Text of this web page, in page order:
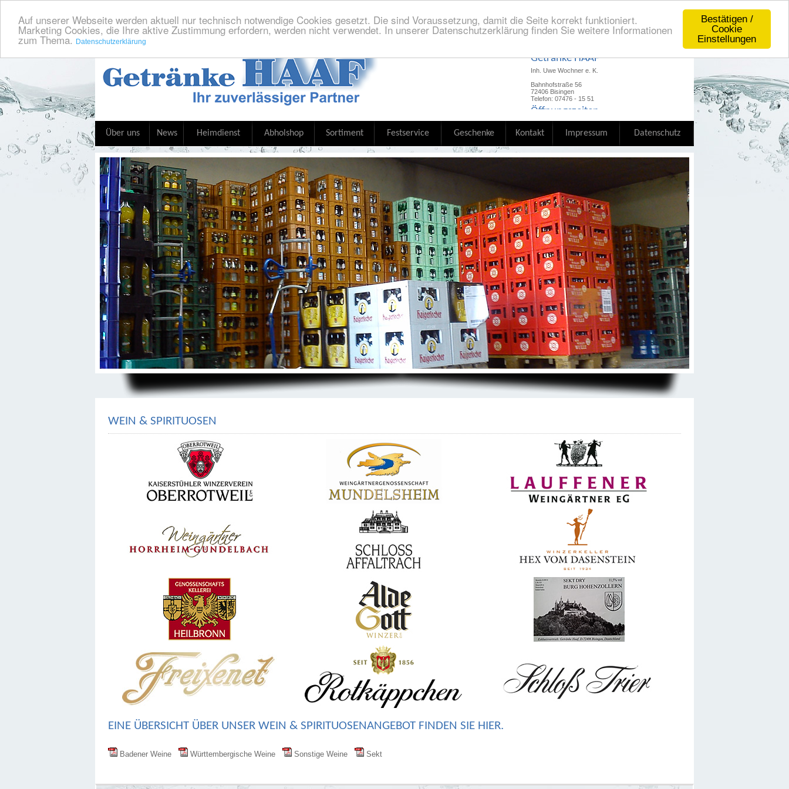
Bestätigen /
Cookie
Einstellungen
Auf unserer Webseite werden aktuell nur technisch notwendige Cookies gesetzt. Die sind Voraussetzung, damit die Seite korrekt funktioniert.
Marketing Cookies, die Ihre aktive Zustimmung erfordern, werden nicht verwendet. In unserer Datenschutzerklärung finden Sie weitere Informationen
zum Thema. Datenschutzerklärung
Getränke HAAF
Inh. Uwe Wochner e. K.
Bahnhofstraße 56
72406 Bisingen
Telefon: 07476 - 15 51
Öffnungszeiten
Über uns News Heimdienst Abholshop Sortiment Festservice Geschenke Kontakt Impressum Datenschutz
WEIN & SPIRITUOSEN
EINE ÜBERSICHT ÜBER UNSER WEIN & SPIRITUOSENANGEBOT FINDEN SIE HIER.
Badener Weine Württembergische Weine Sonstige Weine Sekt